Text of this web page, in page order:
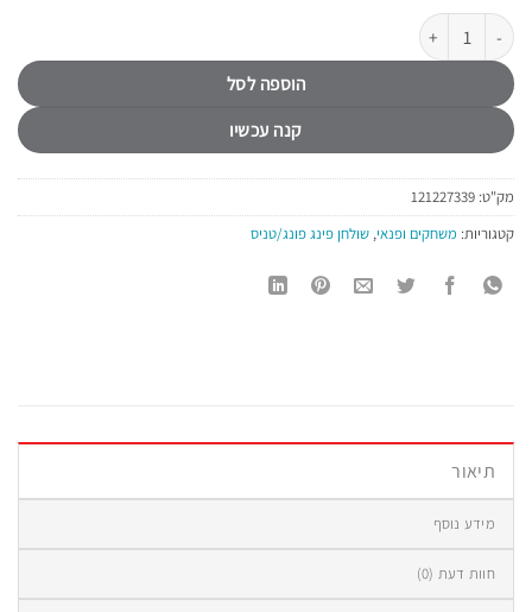
כמות של מחבט פינג פונג חוץ מקצועי שחור PACIFIX PARK 5011
הוספה לסל
קנה עכשיו
מק"ט: 121227339
קטגוריות: משחקים ופנאי, שולחן פינג פונג/טניס
תיאור
מידע נוסף
חוות דעת (0)